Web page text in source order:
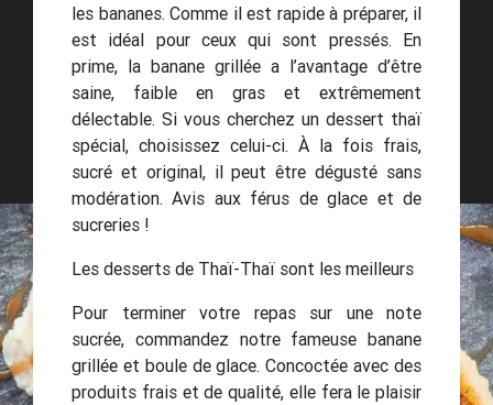
les bananes. Comme il est rapide à préparer, il
est idéal pour ceux qui sont pressés. En
prime, la banane grillée a l’avantage d’être
saine, faible en gras et extrêmement
délectable. Si vous cherchez un dessert thaï
spécial, choisissez celui-ci. À la fois frais,
sucré et original, il peut être dégusté sans
modération. Avis aux férus de glace et de
sucreries !
Les desserts de Thaï-Thaï sont les meilleurs
Pour terminer votre repas sur une note
sucrée, commandez notre fameuse banane
grillée et boule de glace. Concoctée avec des
produits frais et de qualité, elle fera le plaisir